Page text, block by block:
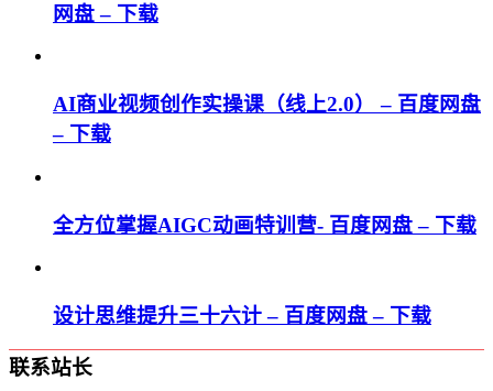
网盘 – 下载
AI商业视频创作实操课（线上2.0） – 百度网盘
– 下载
全方位掌握AIGC动画特训营- 百度网盘 – 下载
设计思维提升三十六计 – 百度网盘 – 下载
联系站长